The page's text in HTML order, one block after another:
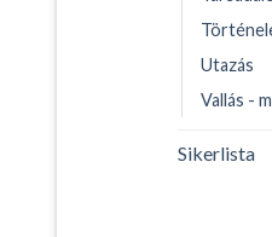
Utazás
Vallás -
Sikerlista